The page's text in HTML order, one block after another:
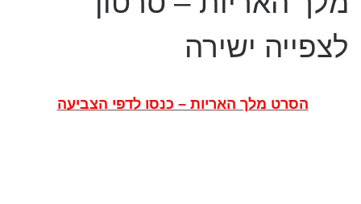
לצפייה ישירה
הסרט מלך האריות – כנסו לדפי הצביעה